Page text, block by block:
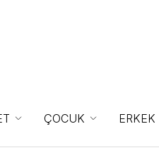
ÇOCUK ERKEK